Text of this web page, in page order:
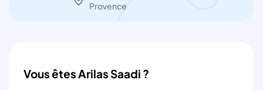
Provence
Vous êtes Arilas Saadi ?